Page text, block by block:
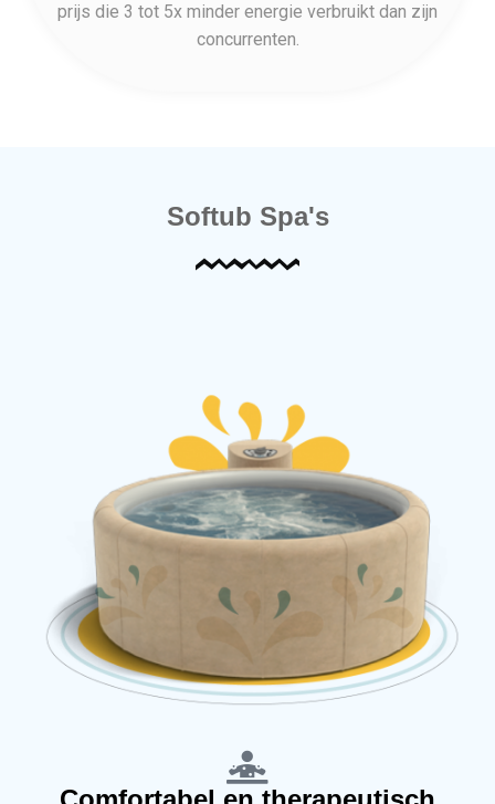
prijs die 3 tot 5x minder energie verbruikt dan zijn
concurrenten.
Softub Spa's